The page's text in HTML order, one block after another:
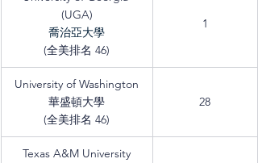
(UGA)
喬治亞大學
(全美排名 46)
1
University of Washington
華盛頓大學
(全美排名 46)
28
Texas A&M University